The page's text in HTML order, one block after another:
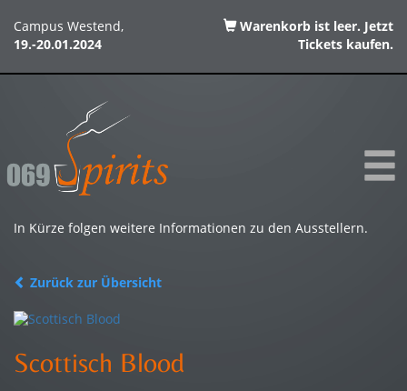
Campus Westend,
19.-20.01.2024
Warenkorb ist leer. Jetzt
Tickets kaufen.
In Kürze folgen weitere Informationen zu den Ausstellern.
Zurück zur Übersicht
Scottisch Blood